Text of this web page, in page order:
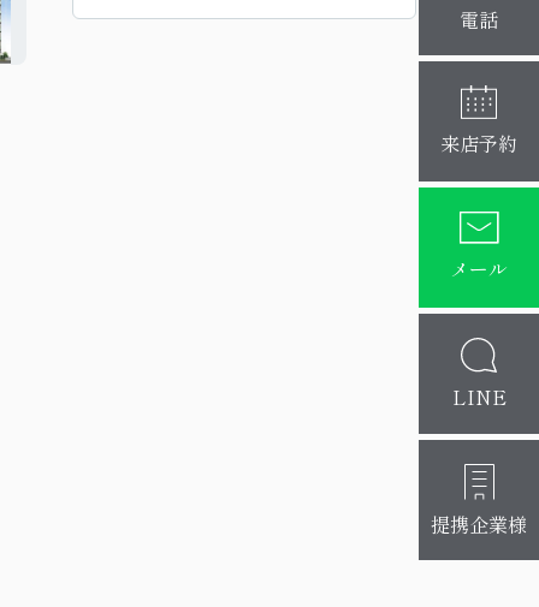
電話
大阪梅田店
来店予約
メール
LINE
提携企業様